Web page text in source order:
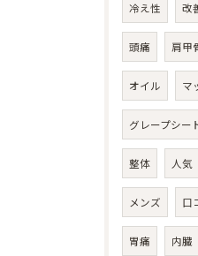
冷え性 改
頭痛 肩甲
オイル マ
グレープシー
整体 人気
メンズ 口
胃痛 内臓